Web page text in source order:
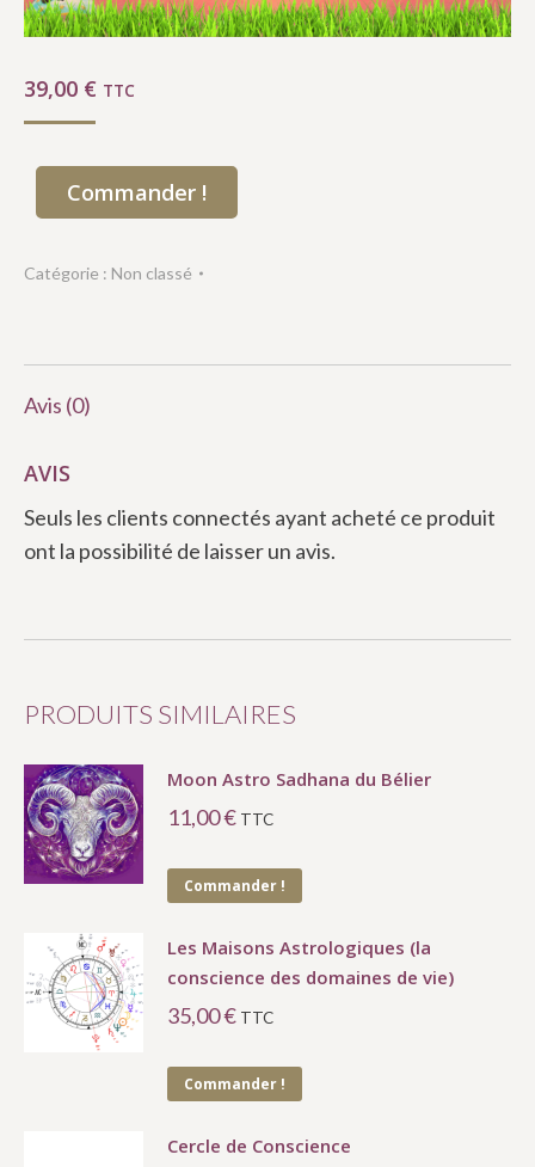
39,00 € TTC
Commander !
Catégorie : Non classé
Avis (0)
AVIS
Seuls les clients connectés ayant acheté ce produit
ont la possibilité de laisser un avis.
PRODUITS SIMILAIRES
Moon Astro Sadhana du Bélier
11,00€ TTC
Commander !
Les Maisons Astrologiques (la
conscience des domaines de vie)
35,00€ TTC
Commander !
Cercle de Conscience